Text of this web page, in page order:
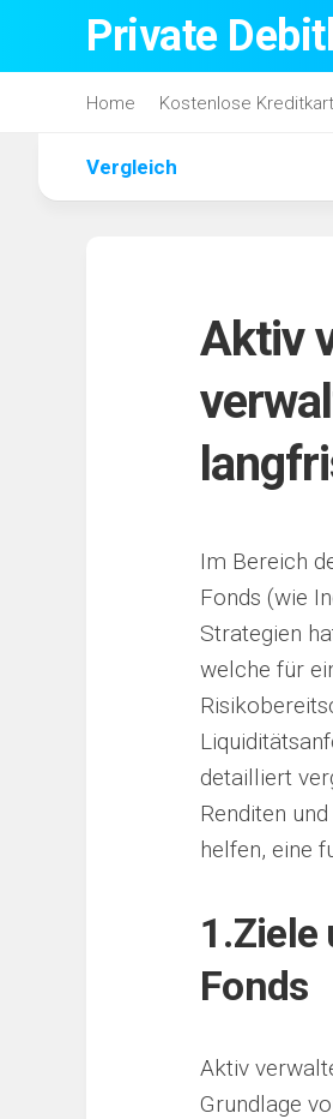
Private
Home Kostenlose
Vergleich
Aktiv
Im Bereich
Fonds (wie
Strategien
welche für
detailliert
Renditen
helfen, eine
1.Ziele
Fonds
Aktiv
Grundlage